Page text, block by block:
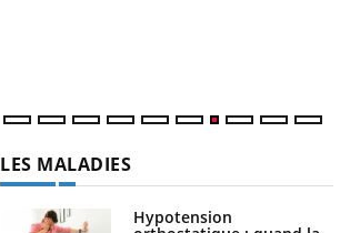
LES MALADIES
Hypotension